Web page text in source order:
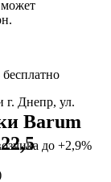
г. Днепр, ул.
до +2,9%
Barum